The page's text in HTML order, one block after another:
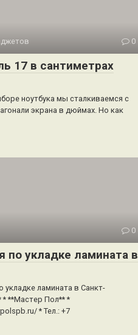
0
17 в сантиметрах
ноутбука мы сталкиваемся с
экрана в дюймах. Но как
0
по укладке ламината в
укладке ламината в Санкт-
* **Мастер Пол** *
* Тел.: +7